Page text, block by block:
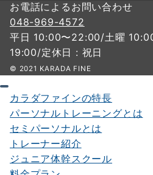
お電話によるお問い合わせ
048-969-4572
平日 10:00〜22:00/土曜
19:00/定休日 : 祝日
© 2021 KARADA FINE
カラダファインの特長
パーソナルトレーニングとは
セミパーソナルとは
トレーナー紹介
ジュニア体幹スクール